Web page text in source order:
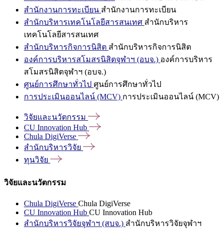
สำนักงานการทะเบียน สำนักงานการทะเบียน
สำนักบริหารเทคโนโลยีสารสนเทศ สำนักบริหาร
เทคโนโลยีสารสนเทศ
สำนักบริหารกิจการนิสิต สำนักบริหารกิจการนิสิต
องค์การบริหารสโมสรนิสิตจุฬาฯ (อบจ.) องค์การบริหาร
สโมสรนิสิตจุฬาฯ (อบจ.)
ศูนย์การศึกษาทั่วไป ศูนย์การศึกษาทั่วไป
การประเมินออนไลน์ (MCV) การประเมินออนไลน์ (MCV)
วิจัยและนวัตกรรม
CU Innovation Hub
Chula DigiVerse
สำนักบริหารวิจัย
ทุนวิจัย
วิจัยและนวัตกรรม
Chula DigiVerse Chula DigiVerse
CU Innovation Hub CU Innovation Hub
สำนักบริหารวิจัยจุฬาฯ (สบจ.) สำนักบริหารวิจัยจุฬาฯ